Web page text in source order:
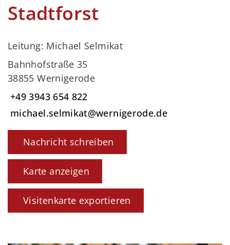
Stadtforst
Leitung: Michael Selmikat
Bahnhofstraße 35
38855 Wernigerode
+49 3943 654 822
michael.selmikat@wernigerode.de
Nachricht schreiben
Karte anzeigen
Visitenkarte exportieren